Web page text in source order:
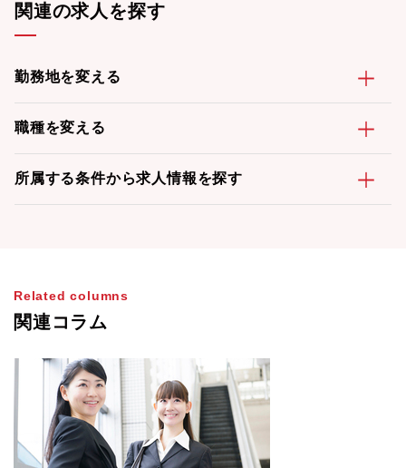
関連の求人を探す
勤務地を変える
職種を変える
所属する条件から求人情報を探す
Related columns
関連コラム